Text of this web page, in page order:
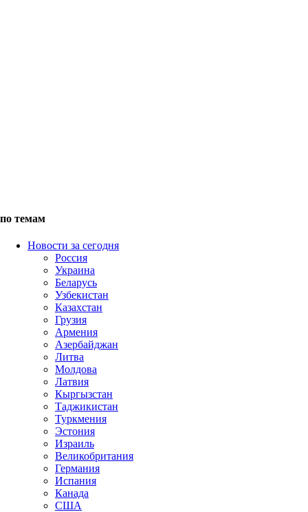
по темам
Новости за сегодня
Россия
Украина
Беларусь
Узбекистан
Казахстан
Грузия
Армения
Азербайджан
Литва
Молдова
Латвия
Кыргызстан
Таджикистан
Туркмения
Эстония
Израиль
Великобритания
Германия
Испания
Канада
США